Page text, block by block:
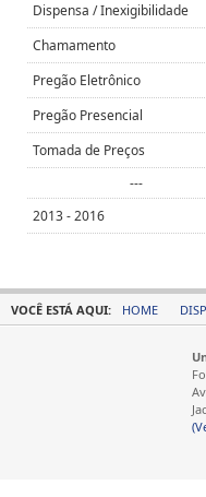
Dispensa / Inexigibilidade
Chamamento
Pregão Eletrônico
Pregão Presencial
Tomada de Preços
---
2013 - 2016
VOCÊ ESTÁ AQUI: HOME